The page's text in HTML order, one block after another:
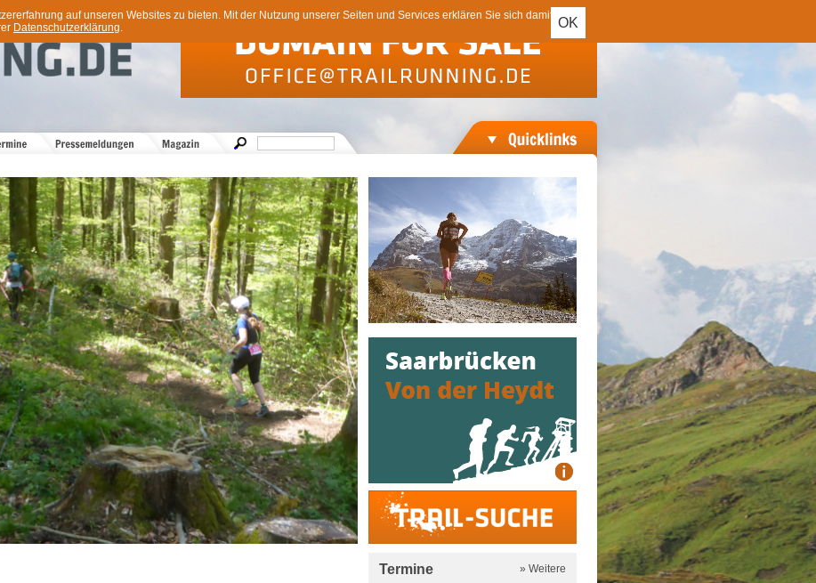
OK
auf unseren Websites zu bieten. Mit der Nutzung unserer Seiten und Services erklären Sie sich damit
Datenschutzerklärung.
Trail-Suche
Termine » Weitere